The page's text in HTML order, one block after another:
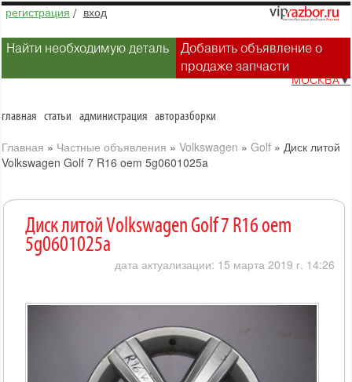
регистрация / вход
Найти необходимую деталь
Добавить объявление о
продаже запчасти
МОСКВА▼
главная статьи администрация авторазборки
Главная » Частные объявления » Volkswagen » Golf » Диск литой
Volkswagen Golf 7 R16 oem 5g0601025a
Диск литой Volkswagen Golf 7 R16 oem
5g0601025a
дата актуализации: 15 марта 2019 г. 14:26